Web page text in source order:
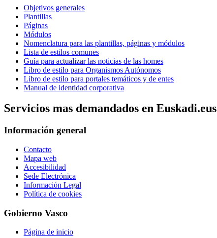
Objetivos generales
Plantillas
Páginas
Módulos
Nomenclatura para las plantillas, páginas y módulos
Lista de estilos comunes
Guía para actualizar las noticias de las homes
Libro de estilo para Organismos Autónomos
Libro de estilo para portales temáticos y de entes
Manual de identidad corporativa
Servicios mas demandados en Euskadi.eus
Información general
Contacto
Mapa web
Accesibilidad
Sede Electrónica
Información Legal
Política de cookies
Gobierno Vasco
Página de inicio